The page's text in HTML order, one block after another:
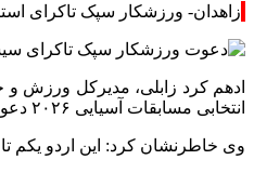
زاهدان- ورزشکار سپک تاکرای
ادهم کرد زابلی، مدیرکل ورزش و
انتخابی مسابقات آسیایی ۲۰۲۶ دعوت شد.
وی خاطرنشان کرد: این اردو یکم تا